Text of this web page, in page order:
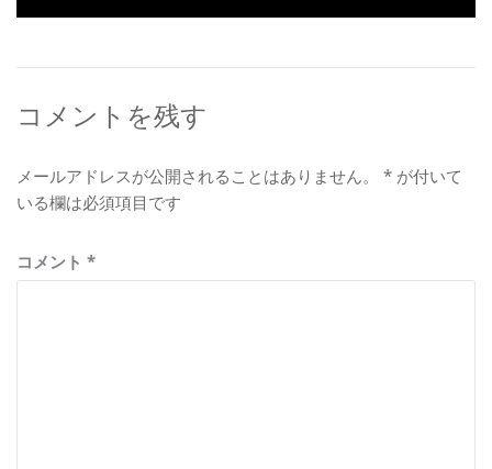
シ
ン
稿: の
コメントを残す
メールアドレスが公開されることはありません。 * が付いて
いる欄は必須項目です
コメント *